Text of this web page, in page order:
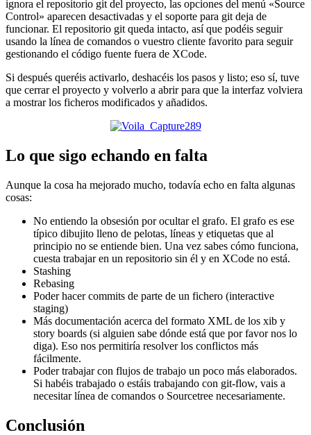
ignora el repositorio git del proyecto, las opciones del menú «Source
Control» aparecen desactivadas y el soporte para git deja de
funcionar. El repositorio git queda intacto, así que podéis seguir
usando la línea de comandos o vuestro cliente favorito para seguir
gestionando el código fuente fuera de XCode.
Si después queréis activarlo, deshacéis los pasos y listo; eso sí, tuve
que cerrar el proyecto y volverlo a abrir para que la interfaz volviera
a mostrar los ficheros modificados y añadidos.
Lo que sigo echando en falta
Aunque la cosa ha mejorado mucho, todavía echo en falta algunas
cosas:
No entiendo la obsesión por ocultar el grafo. El grafo es ese
típico dibujito lleno de pelotas, líneas y etiquetas que al
principio no se entiende bien. Una vez sabes cómo funciona,
cuesta trabajar en un repositorio sin él y en XCode no está.
Stashing
Rebasing
Poder hacer commits de parte de un fichero (interactive
staging)
Más documentación acerca del formato XML de los xib y
story boards (si alguien sabe dónde está que por favor nos lo
diga). Eso nos permitiría resolver los conflictos más
fácilmente.
Poder trabajar con flujos de trabajo un poco más elaborados.
Si habéis trabajado o estáis trabajando con git-flow, vais a
necesitar línea de comandos o Sourcetree necesariamente.
Conclusión